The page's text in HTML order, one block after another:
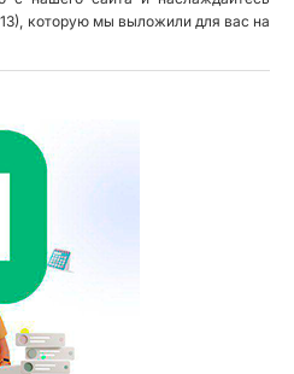
которую мы выложили для вас на